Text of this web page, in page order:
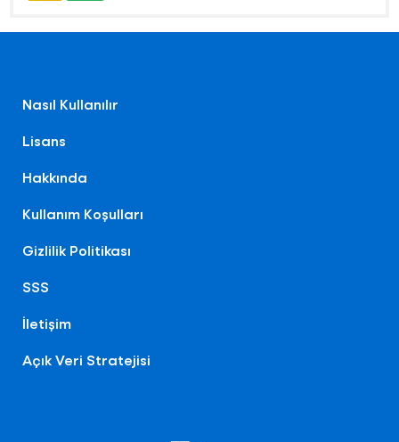
Nasıl Kullanılır
Lisans
Hakkında
Kullanım Koşulları
Gizlilik Politikası
SSS
İletişim
Açık Veri Stratejisi